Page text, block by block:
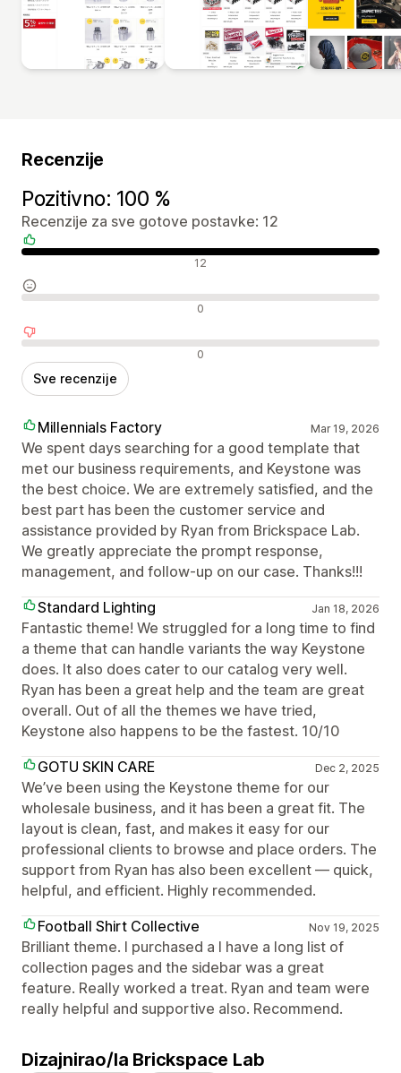
Recenzije
Pozitivno: 100 %
Recenzije za sve gotove postavke: 12
Pozitivne recenzije 12
Neutralne recenzije 0
Negativne recenzije 0
Sve recenzije
Millennials Factory Mar 19, 2026
We spent days searching for a good template that
met our business requirements, and Keystone was
the best choice. We are extremely satisfied, and the
best part has been the customer service and
assistance provided by Ryan from Brickspace Lab.
We greatly appreciate the prompt response,
management, and follow-up on our case. Thanks!!!
Standard Lighting
Jan 18, 2026
Fantastic theme! We struggled for a long time to find
a theme that can handle variants the way Keystone
does. It also does cater to our catalog very well.
Ryan has been a great help and the team are great
overall. Out of all the themes we have tried,
Keystone also happens to be the fastest. 10/10
GOTU SKIN CARE
Dec 2, 2025
We’ve been using the Keystone theme for our
wholesale business, and it has been a great fit. The
layout is clean, fast, and makes it easy for our
professional clients to browse and place orders. The
support from Ryan has also been excellent — quick,
helpful, and efficient. Highly recommended.
Football Shirt Collective
Nov 19, 2025
Brilliant theme. I purchased a I have a long list of
collection pages and the sidebar was a great
feature. Really worked a treat. Ryan and team were
really helpful and supportive also. Recommend.
Dizajnirao/la Brickspace Lab